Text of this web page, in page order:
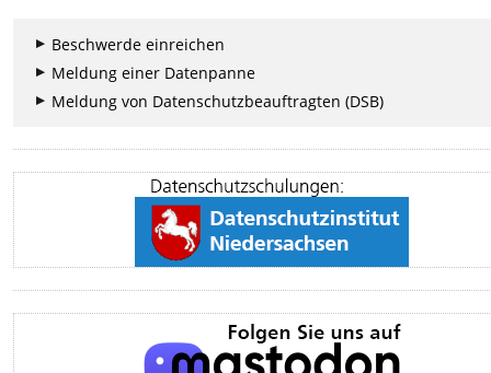
Beschwerde einreichen
Meldung einer Datenpanne
Meldung von Datenschutzbeauftragten (DSB)